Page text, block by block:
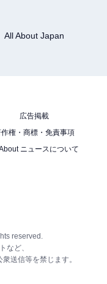
All About Japan
広告掲載
権・商標・免責事項
ニュースについて
reserved.
など、
送信等を禁じます。